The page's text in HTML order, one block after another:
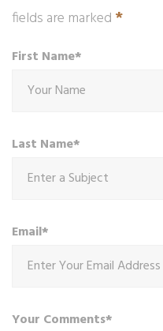
fields are marked *
First Name*
Last Name*
Email*
Your Comments*